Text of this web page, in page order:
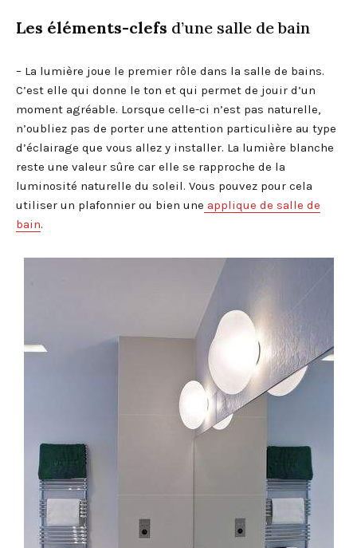
Les éléments-clefs d’une salle de bain
– La lumière joue le premier rôle dans la salle de bains.
C’est elle qui donne le ton et qui permet de jouir d’un
moment agréable. Lorsque celle-ci n’est pas naturelle,
n’oubliez pas de porter une attention particulière au type
d’éclairage que vous allez y installer. La lumière blanche
reste une valeur sûre car elle se rapproche de la
luminosité naturelle du soleil. Vous pouvez pour cela
utiliser un plafonnier ou bien une applique de salle de
bain.